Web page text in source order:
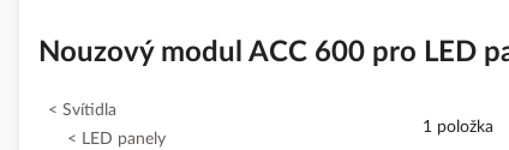
Nouzový modul ACC 600 pro LED
1 položka
Svítidla
LED panely